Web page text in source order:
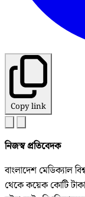
Copy link
নিজস্ব প্রতিবেদক
বাংলাদেশ মেডিক্যাল
থেকে কয়েক কোটি